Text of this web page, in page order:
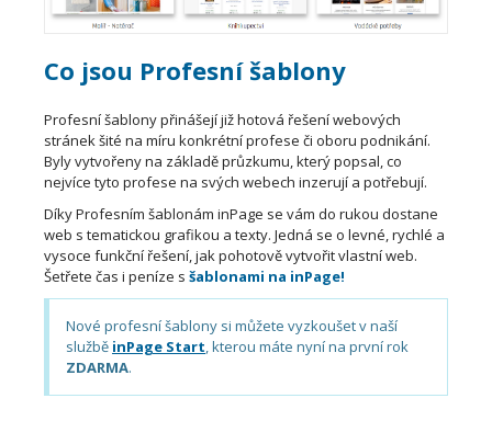
Co jsou Profesní šablony
Profesní šablony přinášejí již hotová řešení webových
stránek šité na míru konkrétní profese či oboru podnikání.
Byly vytvořeny na základě průzkumu, který popsal, co
nejvíce tyto profese na svých webech inzerují a potřebují.
Díky Profesním šablonám inPage se vám do rukou dostane
web s tematickou grafikou a texty. Jedná se o levné, rychlé a
vysoce funkční řešení, jak pohotově vytvořit vlastní web.
Šetřete čas i peníze s šablonami na inPage!
Nové profesní šablony si můžete vyzkoušet v naší
službě inPage Start , kterou máte nyní na první rok
ZDARMA.